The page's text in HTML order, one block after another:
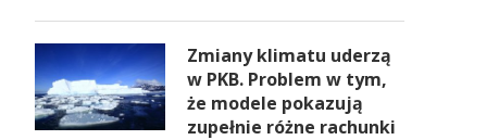
Zmiany klimatu uderzą
w PKB. Problem w tym,
że modele pokazują
zupełnie różne rachunki